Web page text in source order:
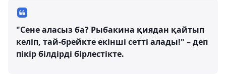
"Сене аласыз ба? Рыбакина қиядан қайтып
келіп, тай-брейкте екінші сетті алады!" – деп
пікір білдірді бірлестікте.